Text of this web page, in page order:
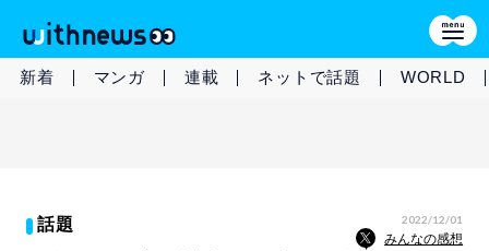
新着 マンガ 連載 ネットで話題 WORLD
話題 2022/12/01
みんなの感想